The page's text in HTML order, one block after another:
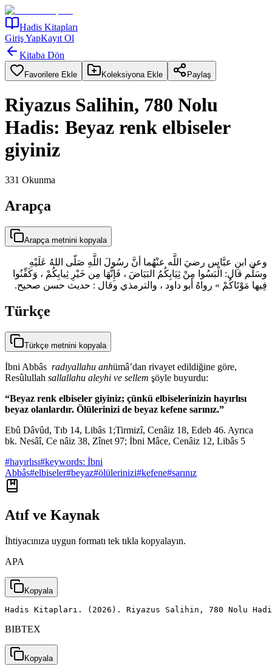
Hadis Kitapları
Giriş YapKayıt Ol
Kitaba Dön
Favorilere Ekle Koleksiyona Ekle Paylaş
Riyazus Salihin, 780 Nolu
Hadis: Beyaz renk elbiseler
giyiniz
331 Okunma
Arapça
Arapça metnini kopyala
وعن ابنِ عبَّاس رضيَ اللَّه عنْهُما أنَّ رسُولَ اللَّهِ صَلّى اللهُ عَلَيْهِ
وسَلَّم قال: الْبَسُوا مِنْ ثِيَابِكُمُ البَيَاضَ ، فَإِنَّهَا مِن خَيْرِ ثِيابِكُمْ ، وَكَفِّنُوا
فِيها مَوْتَاكُمْ » رواهُ أبو داود ، والترمذي وقال : حديث حسن صحيح.
Türkçe
Türkçe metnini kopyala
İbni Abbâs radıyallahu anhümâ’dan rivayet edildiğine göre,
Resûlullah sallallahu aleyhi ve sellem şöyle buyurdu:
“Beyaz renk elbiseler giyiniz; çünkü elbiselerinizin hayırlısı
beyaz olanlardır. Ölülerinizi de beyaz kefene sarınız.”
Ebû Dâvûd, Tıb 14, Libâs 1;Tirmizî, Cenâiz 18, Edeb 46. Ayrıca
bk. Nesâî, Ce nâiz 38, Zînet 97; İbni Mâce, Cenâiz 12, Libâs 5
#hayırlısı#keywords: İbni
Abbâs#elbiseler#beyaz#ölülerinizi#kefene#sarınız
Atıf ve Kaynak
İhtiyacınıza uygun formatı tek tıkla kopyalayın.
APA
Kopyala
Hadis Kitapları. (2026). Riyazus Salihin, 780 Nolu
BIBTEX
Kopyala